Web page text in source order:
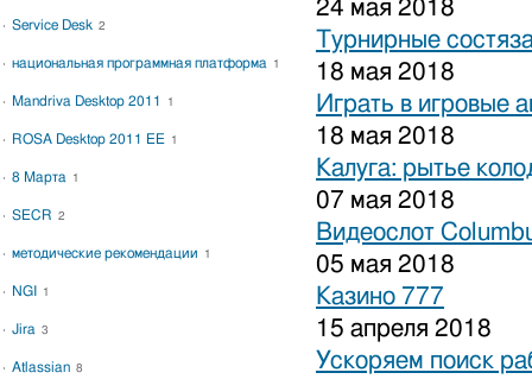
24 мая 2018
Турнирные
18 мая 2018
Играть в игровые
18 мая 2018
Калуга: рытье
07 мая 2018
Видеослот
05 мая 2018
Казино 777
15 апреля 2018
Ускоряем поиск
Service Desk 2
национальная программная платформа 1
Mandriva Desktop 2011 1
ROSA Desktop 2011 EE 1
8 Марта 1
SECR 2
методические рекомендации 1
NGI 1
Jira 3
Atlassian 8